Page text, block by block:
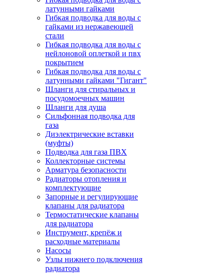
латунными гайками
Гибкая подводка для воды с
гайками из нержавеющей
стали
Гибкая подводка для воды с
нейлоновой оплеткой и пвх
покрытием
Гибкая подводка для воды с
латунными гайками "Гигант"
Шланги для стиральных и
посудомоечных машин
Шланги для душа
Сильфонная подводка для
газа
Диэлектрические вставки
(муфты)
Подводка для газа ПВХ
Коллекторные системы
Арматура безопасности
Радиаторы отопления и
комплектующие
Запорные и регулирующие
клапаны для радиатора
Термостатические клапаны
для радиатора
Инструмент, крепёж и
расходные материалы
Насосы
Узлы нижнего подключения
радиатора